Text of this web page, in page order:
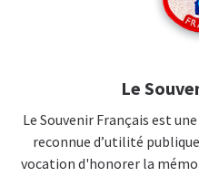
Le
Le Souvenir Français est
reconnue d’utilité
vocation d'honorer la